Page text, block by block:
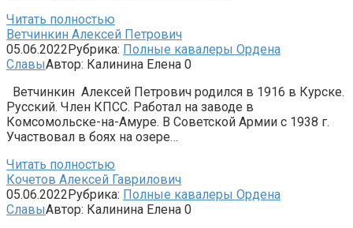
Читать полностью
Ветчинкин Алексей Петрович
05.06.2022Рубрика: Полные кавалеры Ордена
СлавыАвтор: Калинина Елена 0
Ветчинкин Алексей Петрович родился в 1916 в Курске.
Русский. Член КПСС. Работал на заводе в
Комсомольске-на-Амуре. В Советской Армии с 1938 г.
Участвовал в боях на озере…
Читать полностью
Кочетов Алексей Гаврилович
05.06.2022Рубрика: Полные кавалеры Ордена
СлавыАвтор: Калинина Елена 0